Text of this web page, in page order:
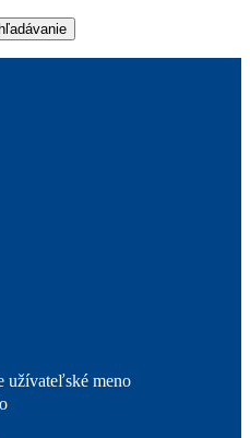
užívateľské meno